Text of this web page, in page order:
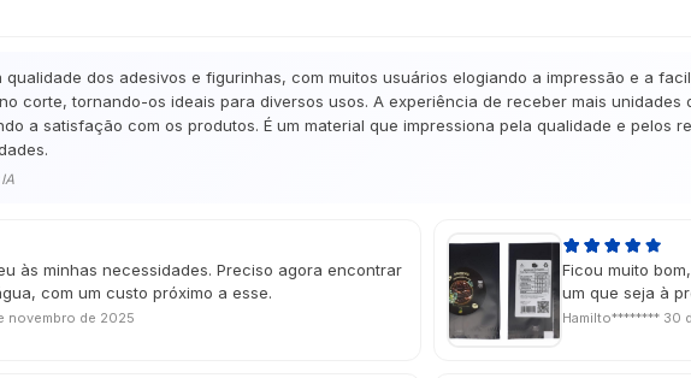
dos adesivos e figurinhas, com muitos usuários elogiando a impressão e a
corte, tornando-os ideais para diversos usos. A experiência de receber mais
a satisfação com os produtos. É um material que impressiona pela qualidade e pelos
às minhas necessidades. Preciso agora encontrar
com um custo próximo a esse.
novembro de 2025
Ficou muito
um que seja à
Hamilto******** 30